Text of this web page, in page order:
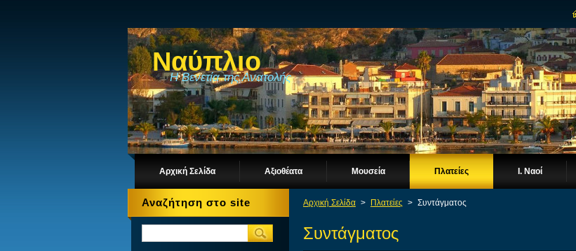
Ναύπλιο
Η Βενετία της Ανατολής
Αρχική Σελίδα Αξιοθέατα Μουσεία Πλατείες Ι. Ναοί
Αρχική Σελίδα > Πλατείες > Συντάγματος
Συντάγματος
Αναζήτηση στο site